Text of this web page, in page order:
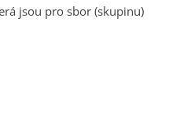
jsou pro sbor (skupinu)